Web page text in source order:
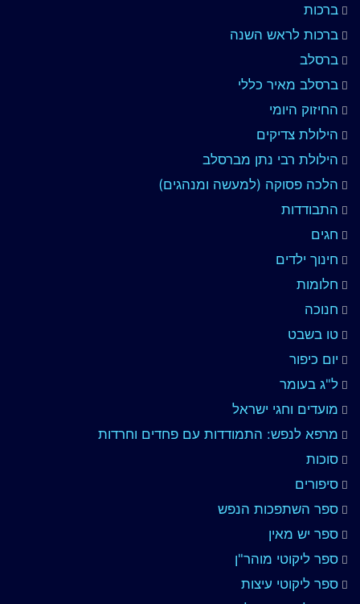
ברכות
ברכות לראש השנה
ברסלב
ברסלב מאיר כללי
החיזוק היומי
הילולת צדיקים
הילולת רבי נתן מברסלב
הלכה פסוקה (למעשה ומנהגים)
התבודדות
חגים
חינוך ילדים
חלומות
חנוכה
טו בשבט
יום כיפור
ל"ג בעומר
מועדים וחגי ישראל
מרפא לנפש: התמודדות עם פחדים וחרדות
סוכות
סיפורים
ספר השתפכות הנפש
ספר יש מאין
ספר ליקוטי מוהר"ן
ספר ליקוטי עיצות